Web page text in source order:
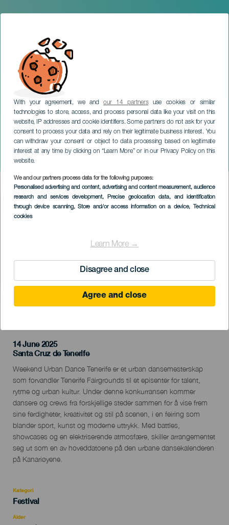
With your agreement, we andour 14 partnersuse cookies or similar
technologies to store, access, and process personal data like your visit on this
website, IP addresses and cookie identifiers. Some partners do not ask for your
consent to process your data and rely on their legitimate business interest. You
can withdraw your consent or object to data processing based on legitimate
interest at any time by clicking on “Learn More” or in our Privacy Policy on this
website.
We and our partners process data for the following purposes:
Personalised advertising and content, advertising and content measurement, audience
research and services development, Precise geolocation data, and identification
through device scanning, Store and/or access information on a device, Technical
cookies
Learn More →
Disagree and close
Agree and close
Weekend Urban Dance
Tenerife
TENERIFE
Imagen
Listado
14 June 2025
Localidad
Santa Cruz de Tenerife
Descripción
del
evento
Weekend Urban Dance Tenerife er et urban dansemesterskap
som forvandler Tenerife Fairgrounds til et episenter for talent,
rytme og urban kultur. Under denne konkurransen kommer
dansere og crews fra forskjellige steder sammen for å vise frem
sine ferdigheter, kreativitet og stil på scenen, i en feiring som
blander sport, kunst og moderne uttrykk. Med battles,
showcases og en elektriserende atmosfære, skiller arrangementet
seg ut som en av hoveddatoene på den urbane dansekalenderen
på Kanariøyene.
Kategori
Categoría
evento
Festival
Alder